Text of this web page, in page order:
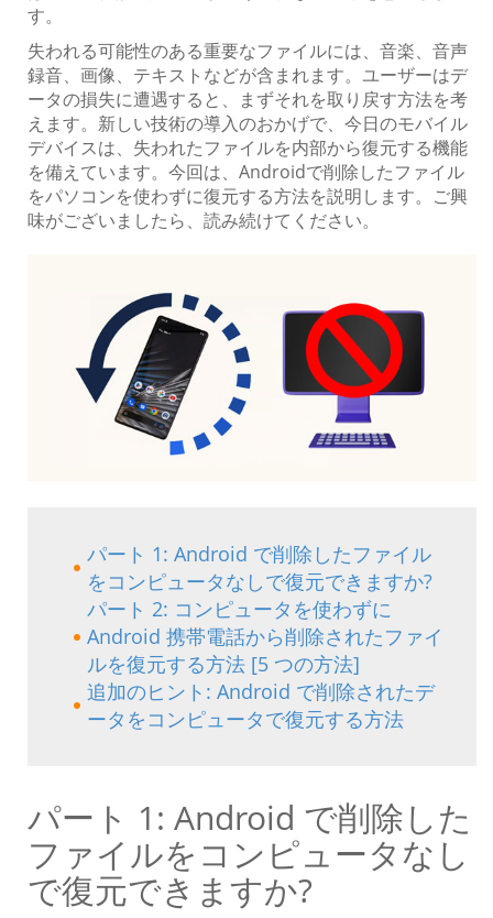
す。
失われる可能性のある重要なファイルには、音楽、音声
録音、画像、テキストなどが含まれます。ユーザーはデ
ータの損失に遭遇すると、まずそれを取り戻す方法を考
えます。新しい技術の導入のおかげで、今日のモバイル
デバイスは、失われたファイルを内部から復元する機能
を備えています。今回は、Androidで削除したファイル
をパソコンを使わずに復元する方法を説明します。ご興
味がございましたら、読み続けてください。
パート 1: Android で削除したファイル
をコンピュータなしで復元できますか?
パート 2: コンピュータを使わずに
Android 携帯電話から削除されたファイ
ルを復元する方法 [5 つの方法]
追加のヒント: Android で削除されたデ
ータをコンピュータで復元する方法
パート 1: Android で削除した
ファイルをコンピュータなし
で復元できますか?